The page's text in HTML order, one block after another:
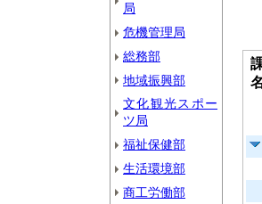
局
危機管理局
総務部
地域振興部
文化観光スポー
ツ局
福祉保健部
生活環境部
商工労働部
名